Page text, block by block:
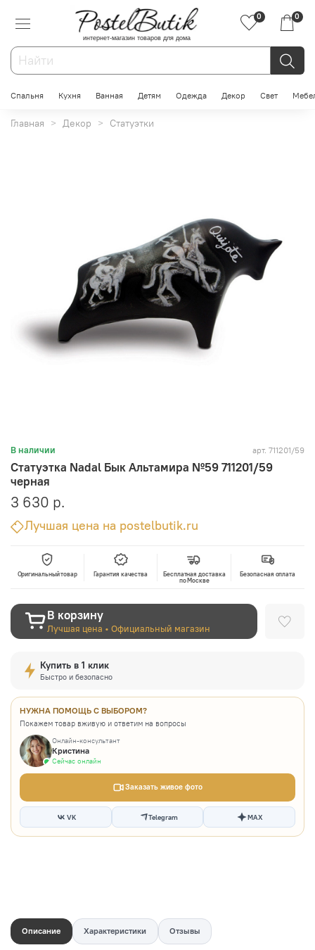
интернет-магазин товаров для дома
0 0
Спальня Кухня Ванная Детям Одежда Декор Свет
Главная Декор Статуэтки
В наличии арт. 711201/59
Статуэтка Nadal Бык Альтамира №59 711201/59
черная
3 630 р.
Лучшая цена на postelbutik.ru
Оригинальный товар Гарантия качества
Бесплатная доставка
по Москве
Безопасная оплата
В корзину
Лучшая цена • Официальный магазин
Купить в 1 клик
Быстро и безопасно
НУЖНА ПОМОЩЬ С ВЫБОРОМ?
Покажем товар вживую и ответим на вопросы
Онлайн-консультант
Кристина
Сейчас онлайн
Заказать живое фото
VK Telegram MAX
Описание Характеристики Отзывы